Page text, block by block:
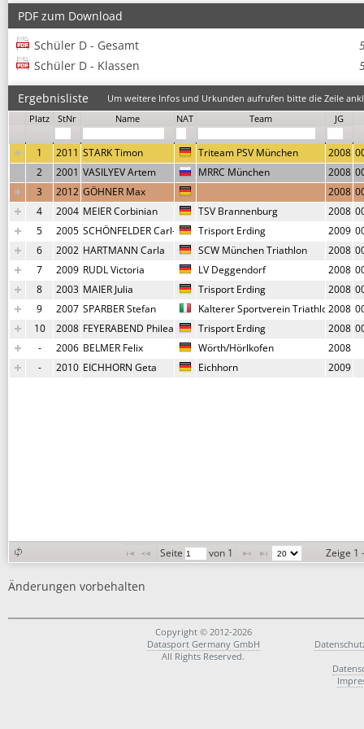
PDF zum Download
Schüler D - Gesamt
Schüler D - Klassen
Ergebnisliste
Um weitere Infos und Urkunden aufrufen bitte die Zeile
Platz
StNr Name NAT Team JG
1 2011 STARK Timon Triteam PSV München 2008
2
2001 VASILYEV Artem MRRC München 2008
3
2012 GÖHNER Max 2008
4
2004 MEIER Corbinian TSV Brannenburg 2008
5
2005 SCHÖNFELDER Carl-MariaTrisport Erding 2009
6
2002 HARTMANN Carla SCW München Triathlon 2008
7
2009 RUDL Victoria LV Deggendorf 2008
8
2003 MAIER Julia Trisport Erding 2008
9
2007 SPARBER Stefan Kalterer Sportverein Triathlon2008
10
2008 FEYERABEND Phileas Trisport Erding 2008
-
2006 BELMER Felix Wörth/Hörlkofen
2008
-
2010 EICHHORN Geta Eichhorn 2009
Seite von 1 Zeige 1
Änderungen vorbehalten
Copyright © 2012-2026
Datasport Germany GmbH
All Rights Reserved.